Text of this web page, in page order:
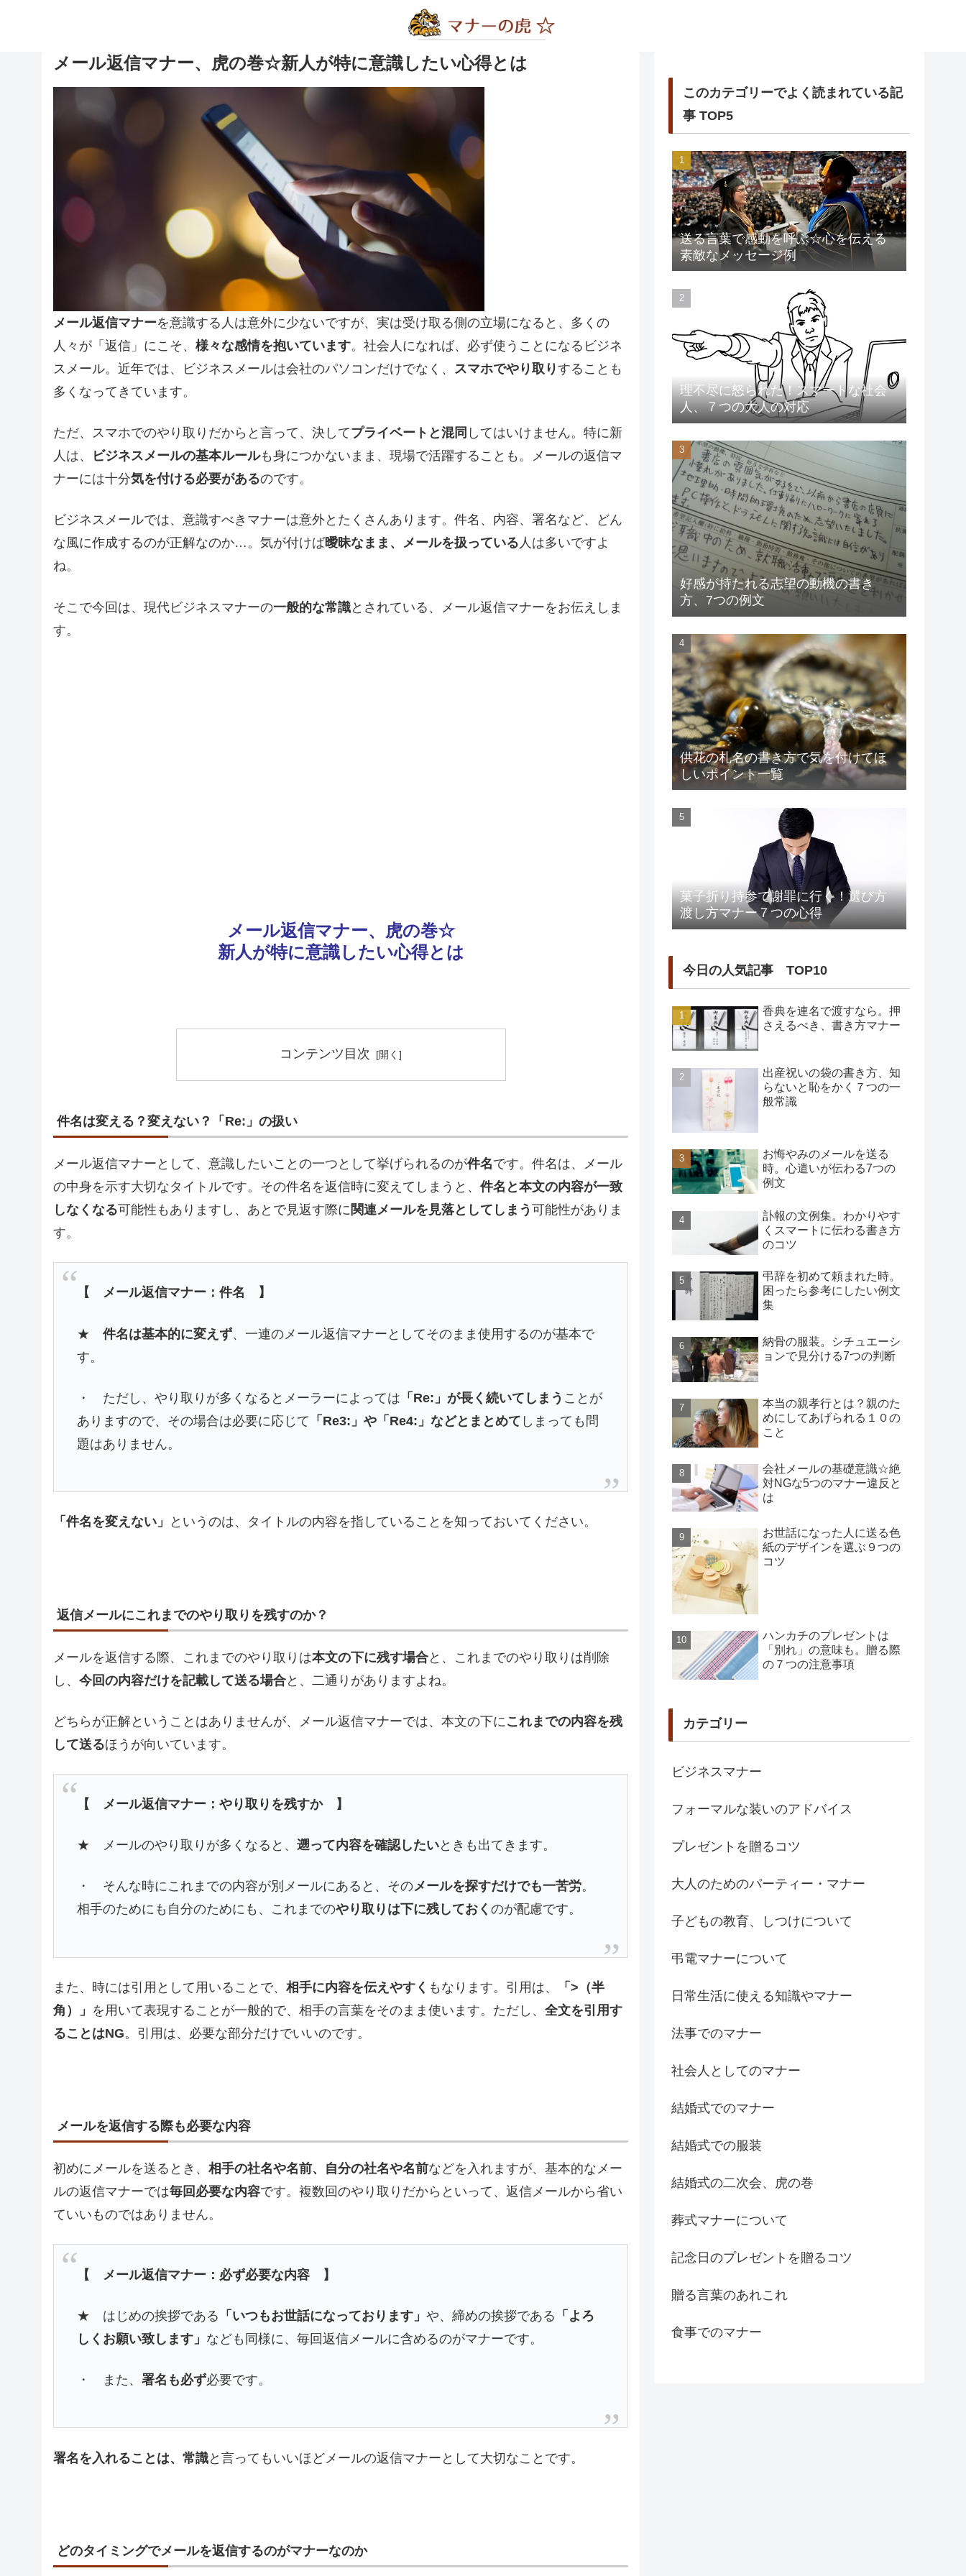
メール返信マナー、虎の巻☆新人が特に意識したい心得とは
メール返信マナーを意識する人は意外に少ないですが、実は受け取る側の立場になると、多くの
人々が「返信」にこそ、 様々な感情を抱いています。社会人になれば、必ず使うことになるビジネ
スメール。近年では、ビジネスメールは会社のパソコンだけでなく、 スマホでやり取りすることも
多くなってきています。
ただ、スマホでのやり取りだからと言って、決してプライベートと混同 してはいけません。特に新
人は、
ビジネスメールの基本ルールも身につかないまま、現場で活躍することも。メールの返信マ
ナーには十分気を付ける必要があるのです。
ビジネスメールでは、意識すべきマナーは意外とたくさんあります。件名、内容、署名など、どん
な風に作成するのが正解なのか…。気が付けば曖昧なまま、メールを扱っている 人は多いですよ
ね。
そこで今回は、現代ビジネスマナーの一般的な常識とされている、メール返信マナーをお伝えしま
す。
メール返信マナー、虎の巻☆
新人が特に意識したい心得とは
コンテンツ目次
件名は変える？変えない？「Re:」の扱い
メール返信マナーとして、意識したいことの一つとして挙げられるのが件名です。件名は、メール
の中身を示す大切なタイトルです。その件名を返信時に変えてしまうと、 件名と本文の内容が一致
しなくなる可能性もありますし、あとで見返す際に関連メールを見落としてしまう 可能性がありま
す。
【 メール返信マナー：件名 】
★件名は基本的に変えず、一連のメール返信マナーとしてそのまま使用するのが基本で
す。
・ ただし、やり取りが多くなるとメーラーによっては 「Re:」が長く続いてしまう ことが
ありますので、その場合は必要に応じて 「Re3:」や「Re4:」などとまとめて しまっても問
題はありません。
「件名を変えない」 というのは、タイトルの内容を指していることを知っておいてください。
返信メールにこれまでのやり取りを残すのか？
メールを返信する際、これまでのやり取りは本文の下に残す場合と、これまでのやり取りは削除
し、 今回の内容だけを記載して送る場合と、二通りがありますよね。
どちらが正解ということはありませんが、メール返信マナーでは、本文の下に これまでの内容を残
して送るほうが向いています。
【 メール返信マナー：やり取りを残すか 】
★ メールのやり取りが多くなると、遡って内容を確認したいときも出てきます。
・ そんな時にこれまでの内容が別メールにあると、そのメールを探すだけでも一苦労。
相手のためにも自分のためにも、これまでのやり取りは下に残しておくのが配慮です。
また、時には引用として用いることで、 相手に内容を伝えやすく もなります。引用は、
「>（半
角）」 を用いて表現することが一般的で、相手の言葉をそのまま使います。ただし、 全文を引用す
ることはNG。引用は、必要な部分だけでいいのです。
メールを返信する際も必要な内容
初めにメールを送るとき、 相手の社名や名前、自分の社名や名前などを入れますが、基本的なメー
ルの返信マナーでは毎回必要な内容です。複数回のやり取りだからといって、返信メールから省い
ていいものではありません。
【 メール返信マナー：必ず必要な内容 】
★ はじめの挨拶である 「いつもお世話になっております」や、締めの挨拶である 「よろ
しくお願い致します」 なども同様に、毎回返信メールに含めるのがマナーです。
・ また、署名も必ず必要です。
署名を入れることは、常識と言ってもいいほどメールの返信マナーとして大切なことです。
どのタイミングでメールを返信するのがマナーなのか
このカテゴリーでよく読まれている記
事 TOP5
送る言葉で感動を呼ぶ☆心を伝える
素敵なメッセージ例
理不尽に怒られた！スマートな社会
人、７つの大人の対応
好感が持たれる志望の動機の書き
方、7つの例文
供花の札名の書き方で気を付けてほ
しいポイント一覧
菓子折り持参で謝罪に行く！選び方
渡し方マナー７つの心得
今日の人気記事 TOP10
香典を連名で渡すなら。押
さえるべき、書き方マナー
出産祝いの袋の書き方、知
らないと恥をかく７つの一
般常識
お悔やみのメールを送る
時。心遣いが伝わる7つの
例文
訃報の文例集。わかりやす
くスマートに伝わる書き方
のコツ
弔辞を初めて頼まれた時。
困ったら参考にしたい例文
集
納骨の服装。シチュエーシ
ョンで見分ける7つの判断
本当の親孝行とは？親のた
めにしてあげられる１０の
こと
会社メールの基礎意識☆絶
対NGな5つのマナー違反と
は
お世話になった人に送る色
紙のデザインを選ぶ９つの
コツ
ハンカチのプレゼントは
「別れ」の意味も。贈る際
の７つの注意事項
カテゴリー
ビジネスマナー
フォーマルな装いのアドバイス
プレゼントを贈るコツ
大人のためのパーティー・マナー
子どもの教育、しつけについて
弔電マナーについて
日常生活に使える知識やマナー
法事でのマナー
社会人としてのマナー
結婚式でのマナー
結婚式での服装
結婚式の二次会、虎の巻
葬式マナーについて
記念日のプレゼントを贈るコツ
贈る言葉のあれこれ
食事でのマナー